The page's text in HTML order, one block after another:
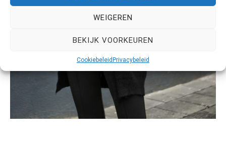
WEIGEREN
BEKIJK VOORKEUREN
Cookiebeleid Privacybeleid